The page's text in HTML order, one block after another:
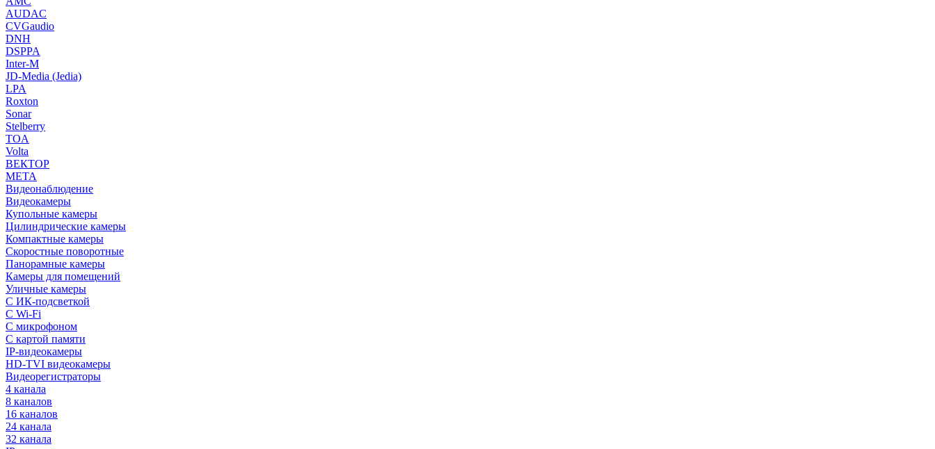
AUDAC
CVGaudio
DNH
DSPPA
Inter-M
JD-Media (Jedia)
LPA
Roxton
Sonar
Stelberry
TOA
Volta
ВЕКТОР
МЕТА
Видеонаблюдение
Видеокамеры
Купольные камеры
Цилиндрические камеры
Компактные камеры
Скоростные поворотные
Панорамные камеры
Камеры для помещений
Уличные камеры
С ИК-подсветкой
С Wi-Fi
С микрофоном
С картой памяти
IP-видеокамеры
HD-TVI видеокамеры
Видеорегистраторы
4 канала
8 каналов
16 каналов
24 канала
32 канала